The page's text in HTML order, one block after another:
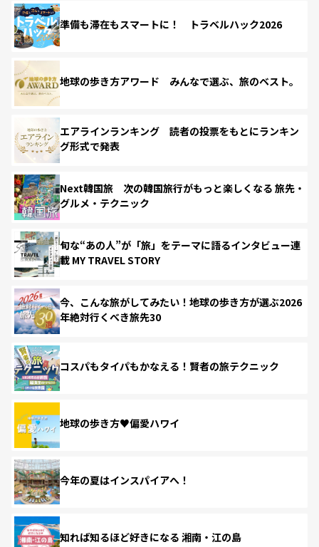
準備も滞在もスマートに！ トラベルハック2026
地球の歩き方アワード みんなで選ぶ、旅のベスト。
エアラインランキング 読者の投票をもとにランキン
グ形式で発表
Next韓国旅 次の韓国旅行がもっと楽しくなる 旅先・
グルメ・テクニック
旬な“あの人”が「旅」をテーマに語るインタビュー連
載 MY TRAVEL STORY
今、こんな旅がしてみたい！地球の歩き方が選ぶ2026
年絶対行くべき旅先30
コスパもタイパもかなえる！賢者の旅テクニック
地球の歩き方♥偏愛ハワイ
今年の夏はインスパイアへ！
知れば知るほど好きになる 湘南・江の島